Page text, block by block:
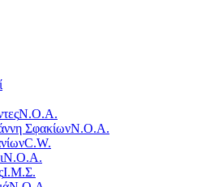
Ν.Ο.Α.
ΣφακίωνΝ.Ο.Α.
C.W.
Ν.Ο.Α.
Ι.Μ.Σ.